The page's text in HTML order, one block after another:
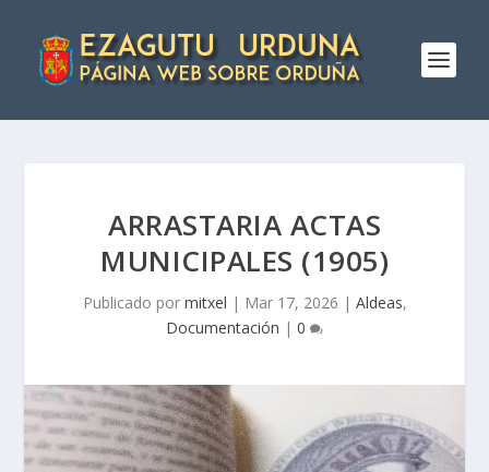
ARRASTARIA ACTAS
MUNICIPALES (1905)
Publicado por mitxel | Mar 17, 2026 | Aldeas,
Documentación | 0